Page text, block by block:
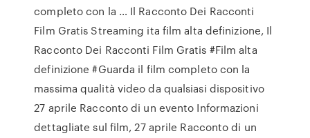
completo con la … Il Racconto Dei Racconti
Film Gratis Streaming ita film alta definizione, Il
Racconto Dei Racconti Film Gratis #Film alta
definizione #Guarda il film completo con la
massima qualità video da qualsiasi dispositivo
27 aprile Racconto di un evento Informazioni
dettagliate sul film, 27 aprile Racconto di un